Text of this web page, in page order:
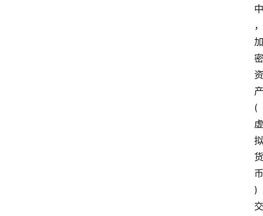
中
，
加
密
资
产
(
虚
拟
货
币
)
交